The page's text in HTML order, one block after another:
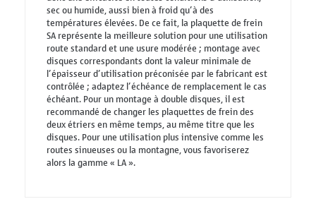
sec ou humide, aussi bien à froid qu’à des
températures élevées. De ce fait, la plaquette de frein
SA représente la meilleure solution pour une utilisation
route standard et une usure modérée ; montage avec
disques correspondants dont la valeur minimale de
l’épaisseur d’utilisation préconisée par le fabricant est
contrôlée ; adaptez l’échéance de remplacement le cas
échéant. Pour un montage à double disques, il est
recommandé de changer les plaquettes de frein des
deux étriers en même temps, au même titre que les
disques. Pour une utilisation plus intensive comme les
routes sinueuses ou la montagne, vous favoriserez
alors la gamme « LA ».